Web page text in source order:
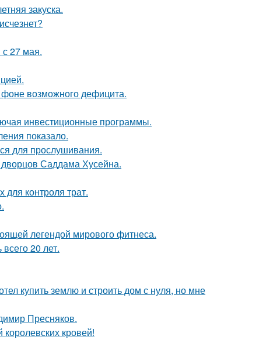
закуска.
с 27 мая.
возможного дефицита.
инвестиционные программы.
показало.
для прослушивания.
Саддама Хусейна.
для контроля трат.
легендой мирового фитнеса.
20 лет.
купить землю и строить дом с нуля, но мне
Пресняков.
королевских кровей!